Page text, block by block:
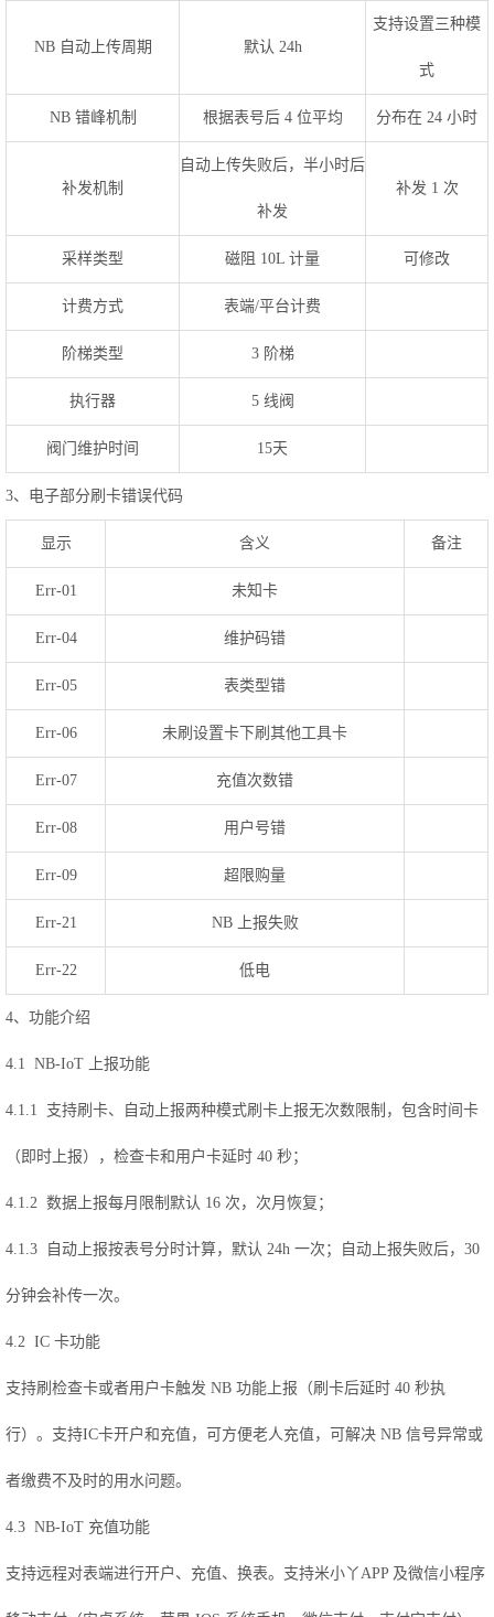
NB 自动上传周期 默认 24h
支持设置三种模
式
NB 错峰机制 根据表号后 4 位平均 分布在 24 小时
补发机制
自动上传失败后，半小时后
补发
补发 1 次
采样类型 磁阻 10L 计量 可修改
计费方式 表端/平台计费
阶梯类型 3 阶梯
执行器 5 线阀
阀门维护时间 15天
3、电子部分刷卡错误代码
显示 含义 备注
Err-01 未知卡
Err-04 维护码错
Err-05 表类型错
Err-06 未刷设置卡下刷其他工具卡
Err-07 充值次数错
Err-08 用户号错
Err-09 超限购量
Err-21 NB 上报失败
Err-22 低电
4、功能介绍
4.1 NB-IoT 上报功能
4.1.1 支持刷卡、自动上报两种模式刷卡上报无次数限制，包含时间卡
（即时上报），检查卡和用户卡延时 40 秒；
4.1.2 数据上报每月限制默认 16 次，次月恢复；
4.1.3 自动上报按表号分时计算，默认 24h 一次；自动上报失败后，30
分钟会补传一次。
4.2 IC 卡功能
支持刷检查卡或者用户卡触发 NB 功能上报（刷卡后延时 40 秒执
行）。支持IC卡开户和充值，可方便老人充值，可解决 NB 信号异常或
者缴费不及时的用水问题。
4.3 NB-IoT 充值功能
支持远程对表端进行开户、充值、换表。支持米小丫APP 及微信小程序